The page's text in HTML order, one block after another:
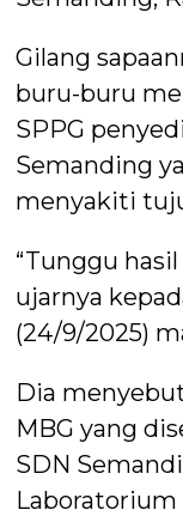
Gilang
buru-buru
SPPG
Semanding
menyakiti
“Tunggu
ujarnya
(24/9/2025)
Dia
MBG yang
SDN
Laboratorium